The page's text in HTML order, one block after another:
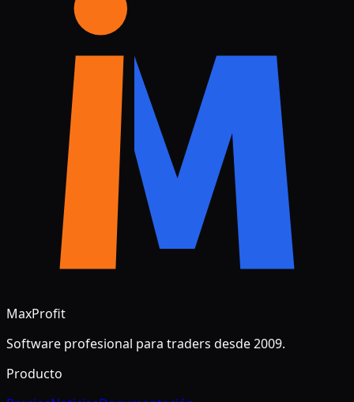
MaxProfit
Software profesional para traders desde 2009.
Producto